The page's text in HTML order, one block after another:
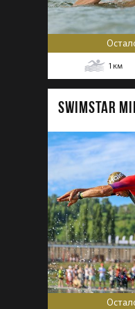
1 км
SWIMSTAR